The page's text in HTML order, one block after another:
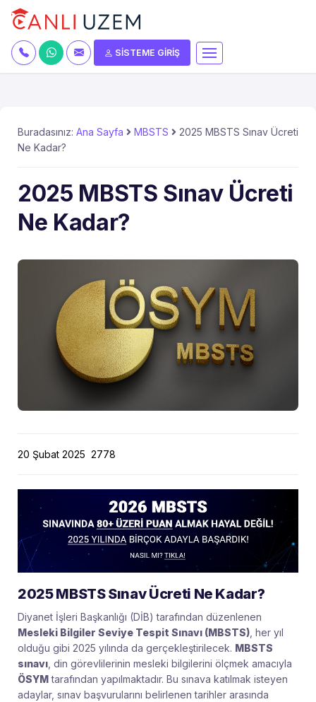
SİSTEME GİRİŞ
Buradasınız: Ana Sayfa MBSTS
2025 MBSTS Sınav Ücreti
Ne Kadar?
2025 MBSTS Sınav Ücreti
Ne Kadar?
20 Şubat 2025 2778
2025 MBSTS Sınav Ücreti Ne Kadar?
Diyanet İşleri Başkanlığı (DİB) tarafından düzenlenen
Mesleki Bilgiler Seviye Tespit Sınavı (MBSTS) , her yıl
olduğu gibi 2025 yılında da gerçekleştirilecek. MBSTS
sınavı , din görevlilerinin mesleki bilgilerini ölçmek amacıyla
ÖSYMtarafından yapılmaktadır. Bu sınava katılmak isteyen
adaylar, sınav başvurularını belirlenen tarihler arasında